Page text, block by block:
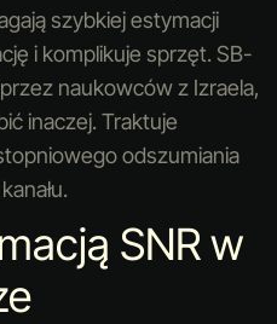
szybkiej estymacji
i komplikuje sprzęt. SB-
naukowców z Izraela,
inaczej. Traktuje
odszumiania
SNR w